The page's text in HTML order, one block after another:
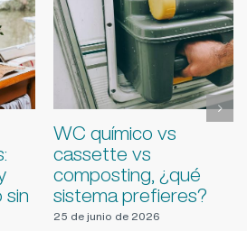
Agua potable en ruta
con la camper: filtros,
potabilización,
limpieza de depósitos
y prevención de